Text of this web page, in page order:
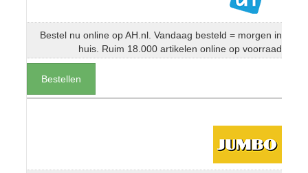
Bestel nu online op AH.nl. Vandaag besteld = morgen in
huis. Ruim 18.000 artikelen online op voorraad
Bestellen